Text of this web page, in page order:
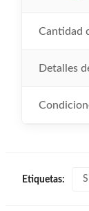
Cantidad
Detalles
Etiquetas: